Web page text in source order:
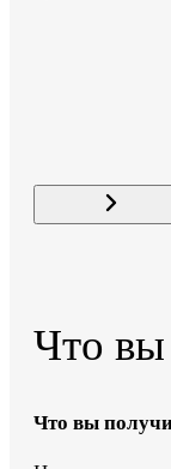
Что вы
Что вы